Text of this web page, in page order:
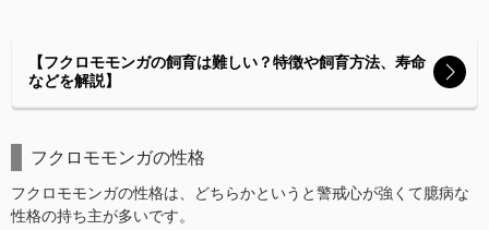
【フクロモモンガの飼育は難しい？特徴や飼育方法、寿命
などを解説】
フクロモモンガの性格
フクロモモンガの性格は、どちらかというと警戒心が強くて臆病な
性格の持ち主が多いです。